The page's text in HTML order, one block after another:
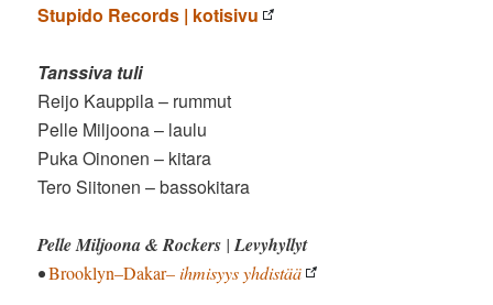
Stupido Records | kotisivu
Tanssiva tuli
Reijo Kauppila – rummut
Pelle Miljoona – laulu
Puka Oinonen – kitara
Tero Siitonen – bassokitara
Pelle Miljoona & Rockers |Levyhyllyt
•Brooklyn–Dakar– ihmisyys yhdistää